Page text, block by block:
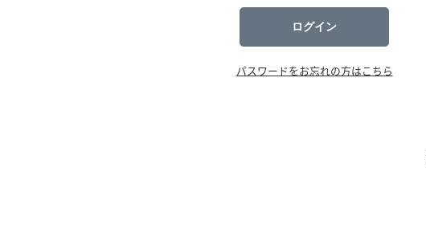
ログイン
パスワードをお忘れの方はこちら